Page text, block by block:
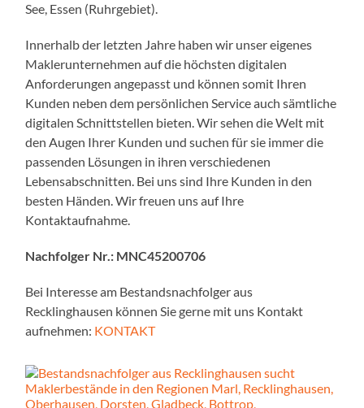
See, Essen (Ruhrgebiet).
Innerhalb der letzten Jahre haben wir unser eigenes
Maklerunternehmen auf die höchsten digitalen
Anforderungen angepasst und können somit Ihren
Kunden neben dem persönlichen Service auch sämtliche
digitalen Schnittstellen bieten. Wir sehen die Welt mit
den Augen Ihrer Kunden und suchen für sie immer die
passenden Lösungen in ihren verschiedenen
Lebensabschnitten. Bei uns sind Ihre Kunden in den
besten Händen. Wir freuen uns auf Ihre
Kontaktaufnahme.
Nachfolger Nr.: MNC45200706
Bei Interesse am Bestandsnachfolger aus
Recklinghausen können Sie gerne mit uns Kontakt
aufnehmen: KONTAKT